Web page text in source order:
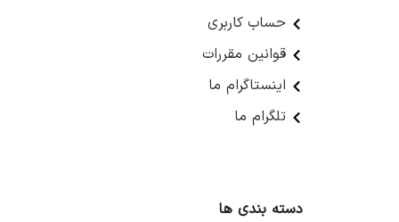
حساب کاربری
قوانین مقررات
اینستاگرام ما
تلگرام ما
دسته بندی ها